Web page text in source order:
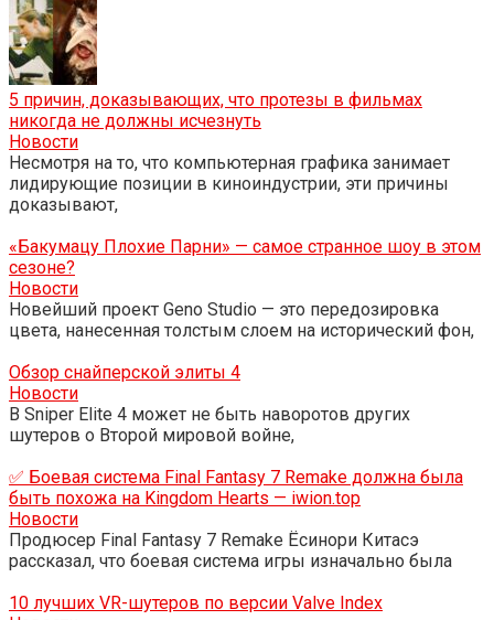
5 причин, доказывающих, что протезы в фильмах
никогда не должны исчезнуть
Новости
Несмотря на то, что компьютерная графика занимает
лидирующие позиции в киноиндустрии, эти причины
доказывают,
«Бакумацу Плохие Парни» — самое странное шоу в этом
сезоне?
Новости
Новейший проект Geno Studio — это передозировка
цвета, нанесенная толстым слоем на исторический фон,
Обзор снайперской элиты 4
Новости
В Sniper Elite 4 может не быть наворотов других
шутеров о Второй мировой войне,
✅ Боевая система Final Fantasy 7 Remake должна была
быть похожа на Kingdom Hearts — iwion.top
Новости
Продюсер Final Fantasy 7 Remake Ёсинори Китасэ
рассказал, что боевая система игры изначально была
10 лучших VR-шутеров по версии Valve Index